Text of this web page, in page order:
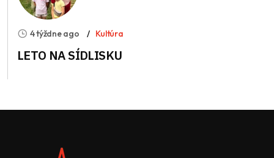
4 týždne ago Kultúra
LETO NA SÍDLISKU